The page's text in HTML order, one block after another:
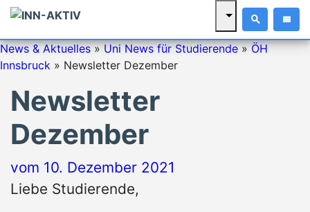
News & Aktuelles»Uni News für Studierende»ÖH
Innsbruck » Newsletter Dezember
Newsletter
Dezember
vom 10. Dezember 2021
Liebe Studierende,